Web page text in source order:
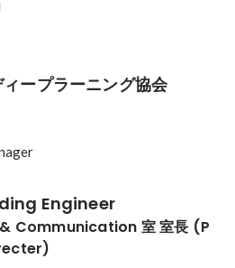
ィープラーニング協会
Engineer
Communication 室 室長 (P